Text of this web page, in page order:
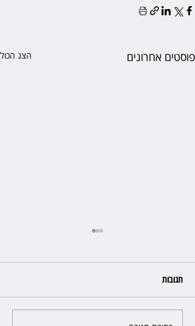
פוסטים אחרונים הצג הכול
תגובות